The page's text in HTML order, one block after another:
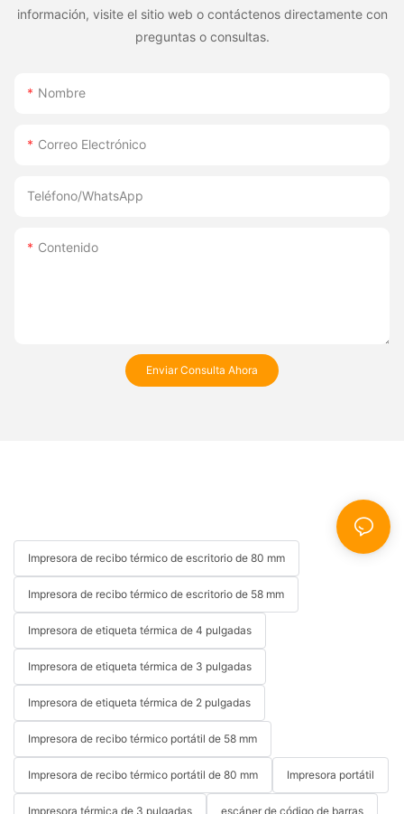
información, visite el sitio web o contáctenos directamente con
preguntas o consultas.
Nombre
Correo Electrónico
Teléfono/WhatsApp
Contenido
Enviar Consulta Ahora
Impresora de recibo térmico de escritorio de 80 mm
Impresora de recibo térmico de escritorio de 58 mm
Impresora de etiqueta térmica de 4 pulgadas
Impresora de etiqueta térmica de 3 pulgadas
Impresora de etiqueta térmica de 2 pulgadas
Impresora de recibo térmico portátil de 58 mm
Impresora de recibo térmico portátil de 80 mm Impresora portátil
Impresora térmica de 3 pulgadas escáner de código de barras